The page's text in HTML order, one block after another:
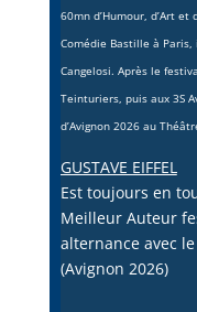
60mn d’Humour, d’Art et
Comédie Bastille à
Cangelosi. Après le
Teinturiers, puis aux 3S
d’Avignon 2026 au
GUSTAVE EIFFEL
Est toujours en
Meilleur Auteur
alternance avec
(Avignon 2026)